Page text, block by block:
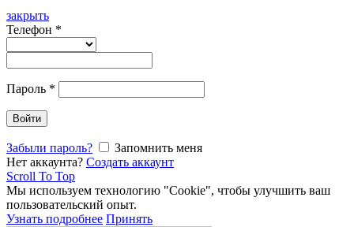
закрыть
Телефон *
Пароль *
Войти
Забыли пароль?
Запомнить меня
Нет аккаунта? Создать аккаунт
Scroll To Top
Мы используем технологию "Cookie", чтобы улучшить ваш
пользовательский опыт.
Узнать подробнее Принять